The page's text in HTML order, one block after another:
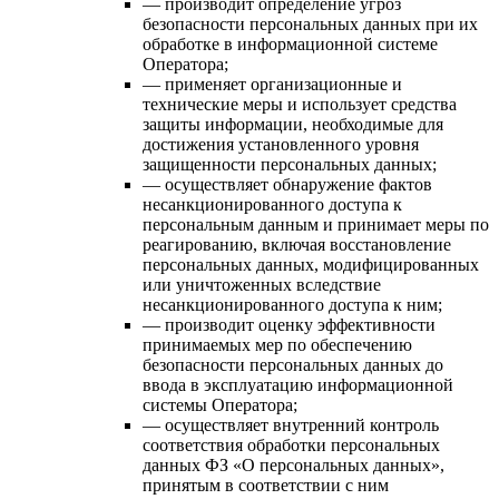
— производит определение угроз
безопасности персональных данных при их
обработке в информационной системе
Оператора;
— применяет организационные и
технические меры и использует средства
защиты информации, необходимые для
достижения установленного уровня
защищенности персональных данных;
— осуществляет обнаружение фактов
несанкционированного доступа к
персональным данным и принимает меры по
реагированию, включая восстановление
персональных данных, модифицированных
или уничтоженных вследствие
несанкционированного доступа к ним;
— производит оценку эффективности
принимаемых мер по обеспечению
безопасности персональных данных до
ввода в эксплуатацию информационной
системы Оператора;
— осуществляет внутренний контроль
соответствия обработки персональных
данных ФЗ «О персональных данных»,
принятым в соответствии с ним